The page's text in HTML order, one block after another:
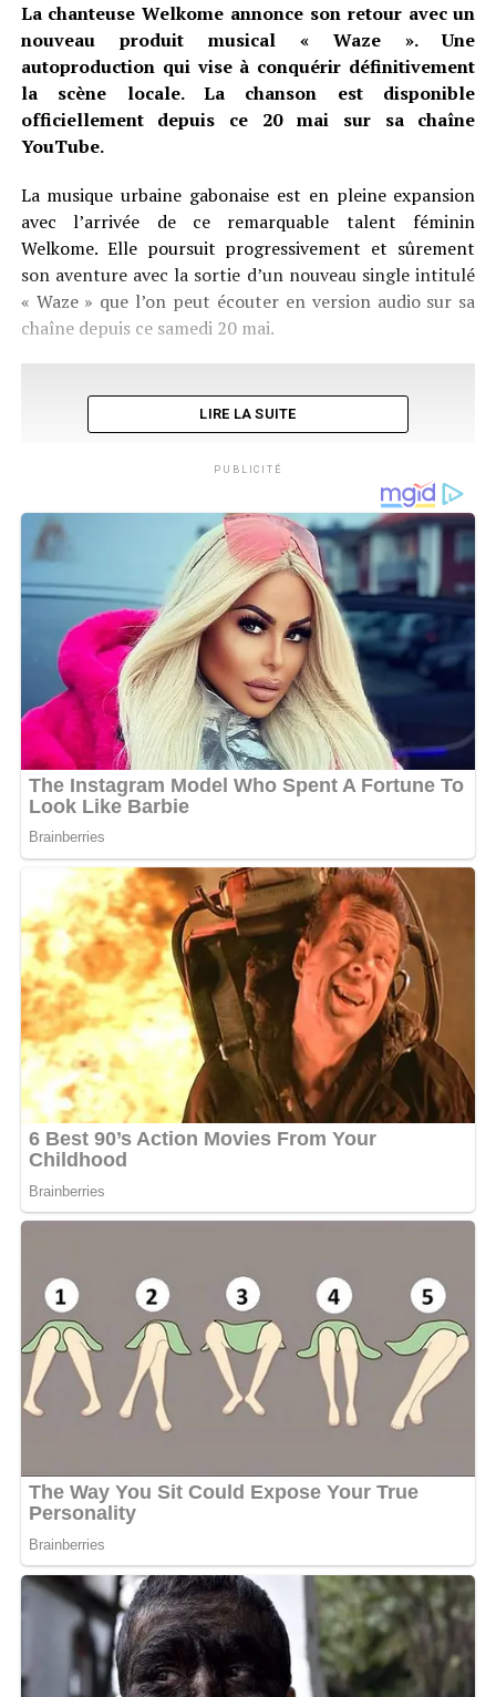
La chanteuse Welkome annonce son retour avec un
nouveau produit musical « Waze ». Une
autoproduction qui vise à conquérir définitivement
la scène locale. La chanson est disponible
officiellement depuis ce 20 mai sur sa chaîne
YouTube.
La musique urbaine gabonaise est en pleine expansion
avec l’arrivée de ce remarquable talent féminin
Welkome. Elle poursuit progressivement et sûrement
son aventure avec la sortie d’un nouveau single intitulé
« Waze » que l’on peut écouter en version audio sur sa
chaîne depuis ce samedi 20 mai.
La chanteuse s’est également engagée à procéder à la
distribution sur les plateformes digitales dans environs
deux semaines. Invitant les mélomanes à s’apprêter à le
découvrir mais surtout à se le procurer. Une façon de
l’apporter un soutien considérable.
Mon nouveau single Waze qui sera disponible sur les
plateformes de streaming le 09 juin 2023.
Click sur le lien https://bfan.link/waze pour pré-
enregistrer Waze dans votre playliste. Sinon on se dit à
samedi 20 mai sur ma chaine YouTube« , a-t-elle
annoncé sur les réseaux sociaux.
A travers cette chanson, Welkome dénonce quelques
maux qui minent la société. Elle entend également se
démarquer et s’imposer dans le milieu musical en vue
d’être un modèle pour les générations futures.
«Le titre WAZE est un genre AFROBEAT qui dégage une
forte ambition de s’affirmer, une liberté d’expression
la chanteuse RnB.
C’est en 2015 qu’elle fera son entrée dans le milieu du
showbiz gabonais. Elle se faite remarquer par sa voix
captivante et compte à son actif plusieurs singles et un
EP. Dans lesquels l’on note des collaborations avec les
célèbres rappeurs Koba, Rodzeng et Cam. L’actuel single
musicale.
MOTS-CLÉS :
LIRE LA SUITE
PUBLICITÉ